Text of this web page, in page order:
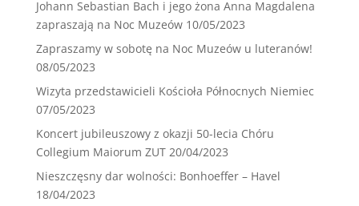
Johann Sebastian Bach i jego żona Anna Magdalena
zapraszają na Noc Muzeów 10/05/2023
Zapraszamy w sobotę na Noc Muzeów u luteranów!
08/05/2023
Wizyta przedstawicieli Kościoła Północnych Niemiec
07/05/2023
Koncert jubileuszowy z okazji 50-lecia Chóru
Collegium Maiorum ZUT 20/04/2023
Nieszczęsny dar wolności: Bonhoeffer – Havel
18/04/2023